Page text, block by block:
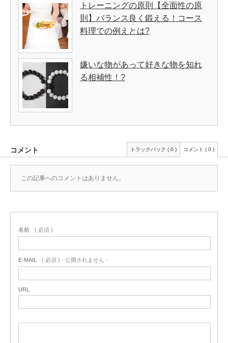
トレーニングの原則【全面性の原
則】バランス良く鍛える！コース
料理での例えとは?
嫌いな物があって好きな物を知れ
る相補性！?
コメント トラックバック ( 0 ) コメント ( 0 )
この記事へのコメントはありません。
名前 ( 必須 )
E-MAIL ( 必須 ) - 公開されません -
URL